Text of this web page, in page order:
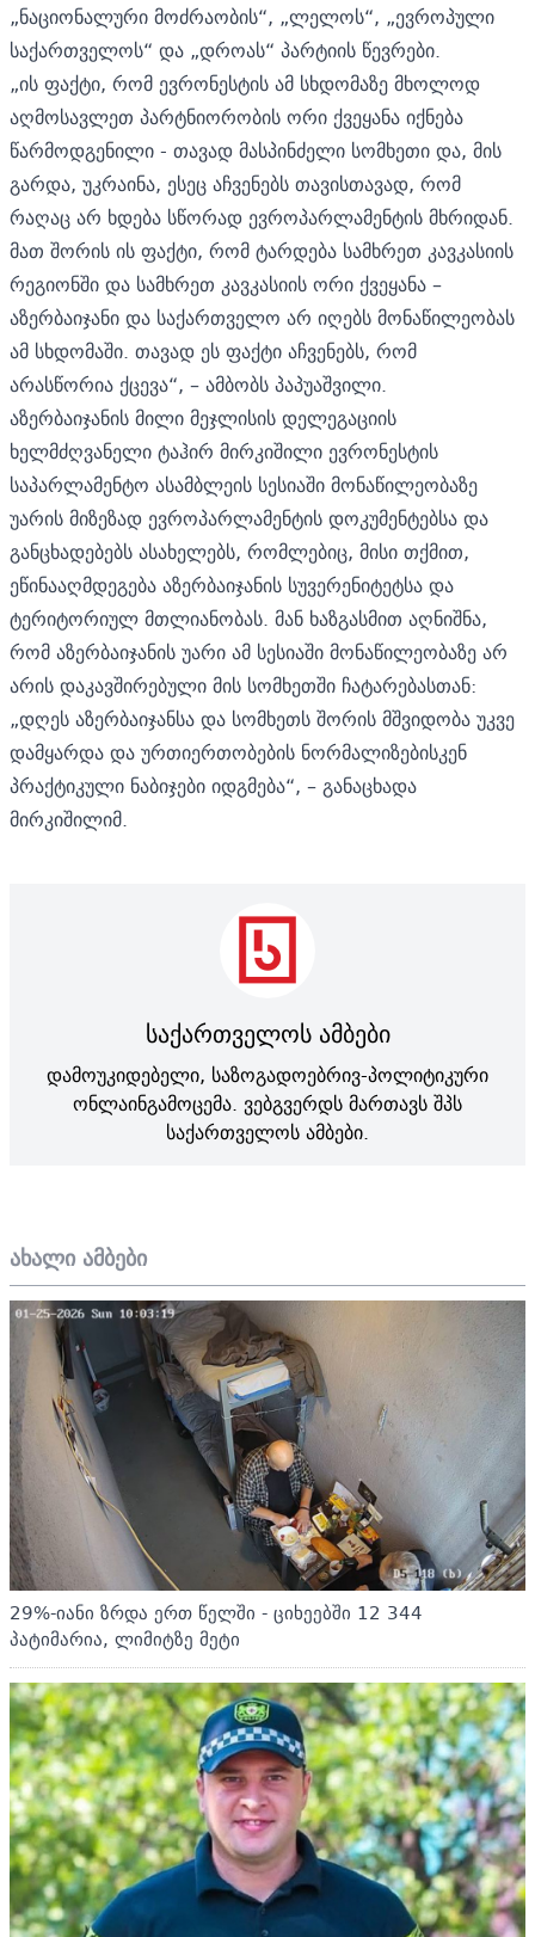
ახალი ამბები
29%-იანი ზრდა ერთ წელში - ციხეებში 12 344
პატიმარია, ლიმიტზე მეტი
„ნაციონალური მოძრაობის“, „ლელოს“, „ევროპული
საქართველოს“ და „დროას“ პარტიის წევრები.
„ის ფაქტი, რომ ევრონესტის ამ სხდომაზე მხოლოდ
აღმოსავლეთ პარტნიორობის ორი ქვეყანა იქნება
წარმოდგენილი - თავად მასპინძელი სომხეთი და, მის
გარდა, უკრაინა, ესეც აჩვენებს თავისთავად, რომ
რაღაც არ ხდება სწორად ევროპარლამენტის მხრიდან.
მათ შორის ის ფაქტი, რომ ტარდება სამხრეთ კავკასიის
რეგიონში და სამხრეთ კავკასიის ორი ქვეყანა –
აზერბაიჯანი და საქართველო არ იღებს მონაწილეობას
ამ სხდომაში. თავად ეს ფაქტი აჩვენებს, რომ
არასწორია ქცევა“, – ამბობს პაპუაშვილი.
აზერბაიჯანის მილი მეჯლისის დელეგაციის
ხელმძღვანელი ტაჰირ მირკიშილი ევრონესტის
საპარლამენტო ასამბლეის სესიაში მონაწილეობაზე
უარის მიზეზად ევროპარლამენტის დოკუმენტებსა და
განცხადებებს ასახელებს, რომლებიც, მისი თქმით,
ეწინააღმდეგება აზერბაიჯანის სუვერენიტეტსა და
ტერიტორიულ მთლიანობას. მან ხაზგასმით აღნიშნა,
რომ აზერბაიჯანის უარი ამ სესიაში მონაწილეობაზე არ
არის დაკავშირებული მის სომხეთში ჩატარებასთან:
„დღეს აზერბაიჯანსა და სომხეთს შორის მშვიდობა უკვე
დამყარდა და ურთიერთობების ნორმალიზებისკენ
პრაქტიკული ნაბიჯები იდგმება“, – განაცხადა
მირკიშილიმ.
საქართველოს ამბები
დამოუკიდებელი, საზოგადოებრივ-პოლიტიკური
ონლაინგამოცემა. ვებგვერდს მართავს შპს
საქართველოს ამბები.